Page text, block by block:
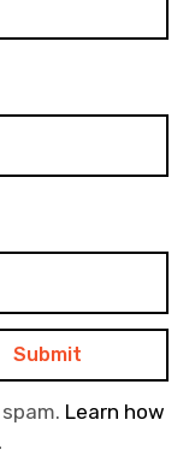
Learn how